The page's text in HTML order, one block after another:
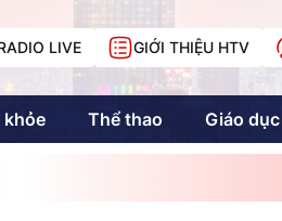
LIVE GIỚI THIỆU HTV
khỏe Thể thao Giáo dục